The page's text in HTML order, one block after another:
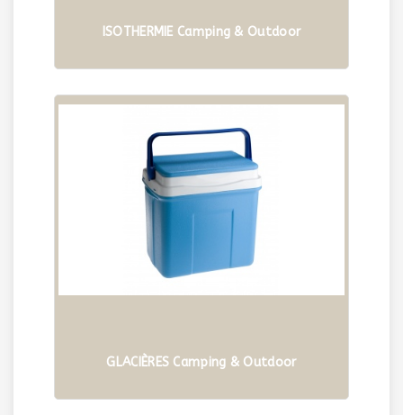
ISOTHERMIE Camping & Outdoor
GLACIÈRES Camping & Outdoor